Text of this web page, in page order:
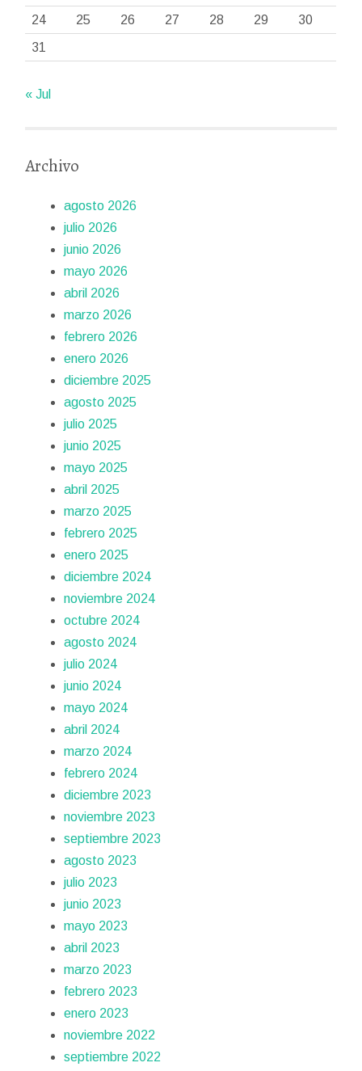
24
25 26 27 28 29
30
31
« Jul
Archivo
agosto 2026
julio 2026
junio 2026
mayo 2026
abril 2026
marzo 2026
febrero 2026
enero 2026
diciembre 2025
agosto 2025
julio 2025
junio 2025
mayo 2025
abril 2025
marzo 2025
febrero 2025
enero 2025
diciembre 2024
noviembre 2024
octubre 2024
agosto 2024
julio 2024
junio 2024
mayo 2024
abril 2024
marzo 2024
febrero 2024
diciembre 2023
noviembre 2023
septiembre 2023
agosto 2023
julio 2023
junio 2023
mayo 2023
abril 2023
marzo 2023
febrero 2023
enero 2023
noviembre 2022
septiembre 2022